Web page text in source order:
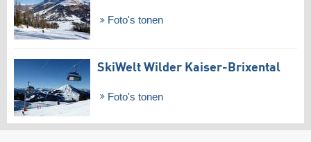
Foto's tonen
SkiWelt Wilder Kaiser-Brixental
Foto's tonen